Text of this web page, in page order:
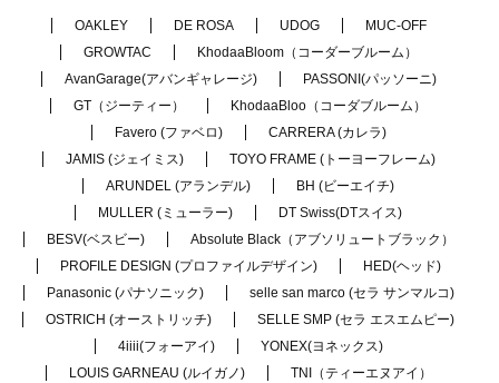
OAKLEY DE ROSA UDOG
MUC-OFF
GROWTAC
KhodaaBloom（コーダーブルーム）
AvanGarage(アバンギャレージ)
PASSONI(パッソーニ)
GT（ジーティー）
KhodaaBloo（コーダブルーム）
Favero (ファベロ)
CARRERA (カレラ)
JAMIS (ジェイミス)
TOYO FRAME (トーヨーフレーム)
ARUNDEL (アランデル)
BH (ビーエイチ)
MULLER (ミューラー)
DT Swiss(DTスイス)
BESV(ベスビー)
Absolute Black（アブソリュートブラック）
PROFILE DESIGN (プロファイルデザイン)
HED(ヘッド)
Panasonic (パナソニック)
selle san marco (セラ サンマルコ)
OSTRICH (オーストリッチ)
SELLE SMP (セラ エスエムピー)
4iiii(フォーアイ)
YONEX(ヨネックス)
LOUIS GARNEAU (ルイガノ)
TNI（ティーエヌアイ）